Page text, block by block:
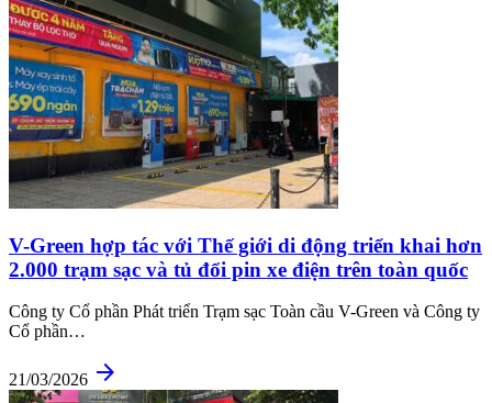
V-Green hợp tác với Thế giới di động triển khai hơn
2.000 trạm sạc và tủ đổi pin xe điện trên toàn quốc
Công ty Cổ phần Phát triển Trạm sạc Toàn cầu V-Green và Công ty
Cổ phần…
21/03/2026 arrow_forward